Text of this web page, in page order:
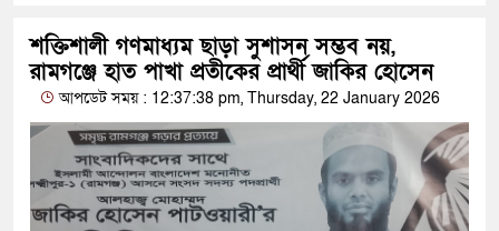
শক্তিশালী গণমাধ্যম ছাড়া সুশাসন সম্ভব নয়,
রামগঞ্জে হাত পাখা প্রতীকের প্রার্থী জাকির হোসেন
আপডেট সময় : 12:37:38 pm, Thursday, 22 January 2026